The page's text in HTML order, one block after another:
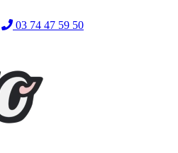
03 74 47 59 50